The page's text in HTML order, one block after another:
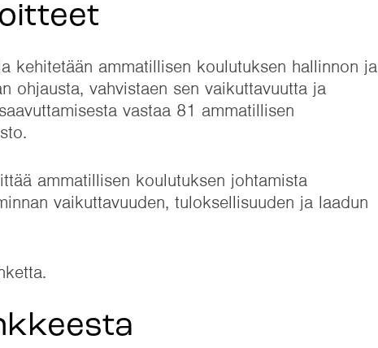
kehitetään ammatillisen koulutuksen hallinnon ja
ohjausta, vahvistaen sen vaikuttavuutta ja
vastaa 81 ammatillisen
ammatillisen koulutuksen johtamista
vaikuttavuuden, tuloksellisuuden ja laadun